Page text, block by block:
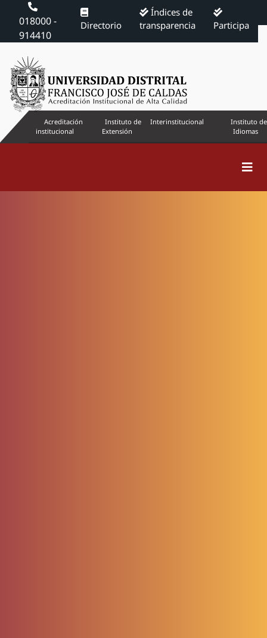
018000 -
914410
Directorio
Índices de
transparencia
Participa
Acreditación
institucional
Instituto de
Extensión
Interinstitucional
Instituto de
Idiomas